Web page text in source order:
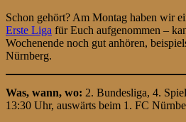
Schon gehört? Am Montag haben wir
Erste Liga für Euch aufgenommen –
Wochenende noch gut anhören,
Nürnberg.
Was, wann, wo: 2. Bundesliga, 4.
13:30 Uhr, auswärts beim 1. FC